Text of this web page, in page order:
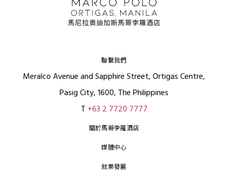
聯繫我們
Meralco Avenue and Sapphire Street, Ortigas Centre,
Pasig City, 1600, The Philippines
T +63 2 7720 7777
關於馬哥孛羅酒店
媒體中心
就業發展